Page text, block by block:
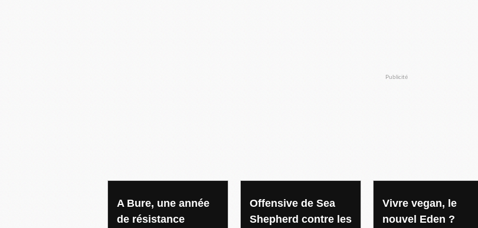
Publicité
environnement
A Bure, une année
de résistance
Offensive de Sea
Shepherd contre les
Vivre vegan, le
nouvel Eden ?